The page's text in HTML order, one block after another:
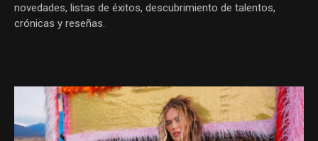
novedades, listas de éxitos, descubrimiento de talentos,
crónicas y reseñas.